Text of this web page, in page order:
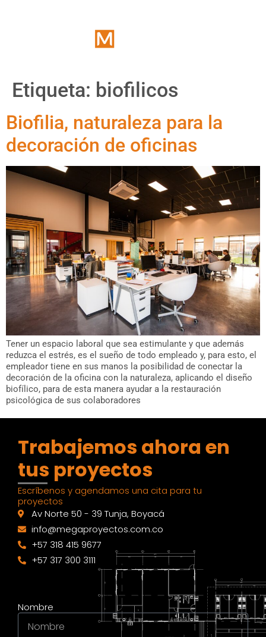
Etiqueta: biofilicos
Biofilia, naturaleza para la
decoración de oficinas
Tener un espacio laboral que sea estimulante y que además
reduzca el estrés, es el sueño de todo empleado y, para esto, el
empleador tiene en sus manos la posibilidad de conectar la
decoración de la oficina con la naturaleza, aplicando el diseño
biofílico, para de esta manera ayudar a la restauración
psicológica de sus colaboradores
Nombre
Trabajemos ahora en
tus proyectos
Escríbenos y agendamos una cita para tu
proyectos
Av Norte 50 - 39 Tunja, Boyacá
info@megaproyectos.com.co
+57 318 415 9677
+57 317 300 3111